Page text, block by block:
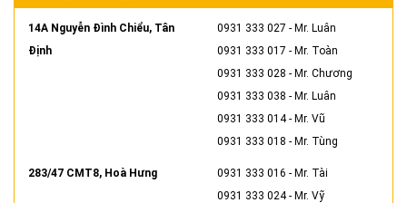
14A Nguyễn Đình Chiểu, Tân
Định
0931 333 027 - Mr. Luân
0931 333 017 - Mr. Toàn
0931 333 028 - Mr. Chương
0931 333 038 - Mr. Luân
0931 333 014- Mr. Vũ
0931 333 018 - Mr. Tùng
283/47 CMT8, Hoà Hưng 0931 333 016 - Mr. Tài
0931 333 024- Mr. Vỹ